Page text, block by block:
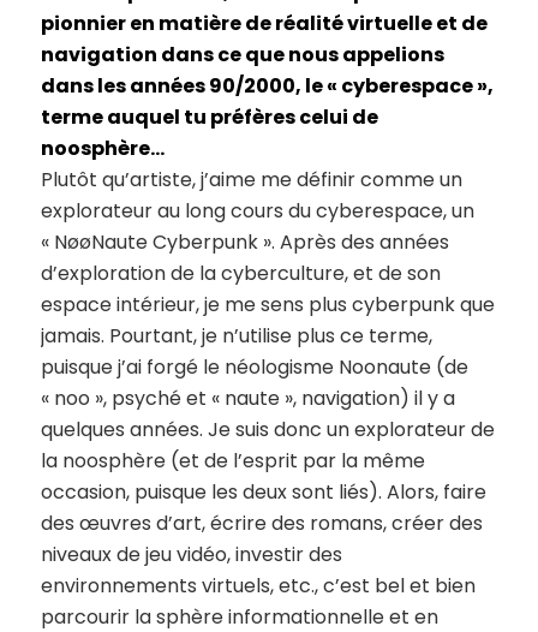
pionnier en matière de réalité virtuelle et de
navigation dans ce que nous appelions
dans les années 90/2000, le « cyberespace »,
terme auquel tu préfères celui de
noosphère…
Plutôt qu’artiste, j’aime me définir comme un
explorateur au long cours du cyberespace, un
« NøøNaute Cyberpunk ». Après des années
d’exploration de la cyberculture, et de son
espace intérieur, je me sens plus cyberpunk que
jamais. Pourtant, je n’utilise plus ce terme,
puisque j’ai forgé le néologisme Noonaute (de
« noo », psyché et « naute », navigation) il y a
quelques années. Je suis donc un explorateur de
la noosphère (et de l’esprit par la même
occasion, puisque les deux sont liés). Alors, faire
des œuvres d’art, écrire des romans, créer des
niveaux de jeu vidéo, investir des
environnements virtuels, etc., c’est bel et bien
parcourir la sphère informationnelle et en